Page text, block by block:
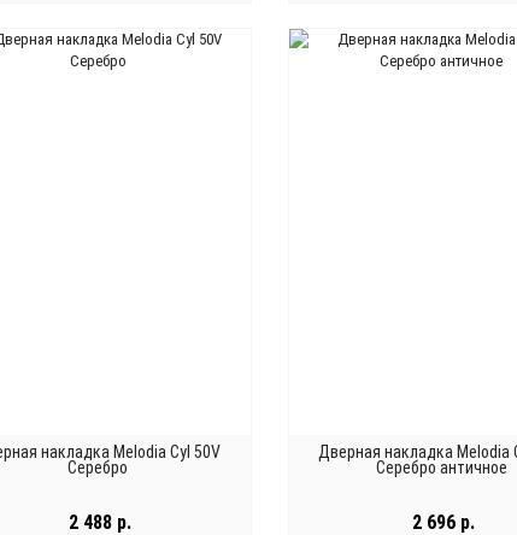
В КОРЗИНУ В КОРЗИНУ
накладка Melodia Cyl 50V
Серебро
2 488 р.
Дверная накладка Melodia
Серебро античное
2 696 р.